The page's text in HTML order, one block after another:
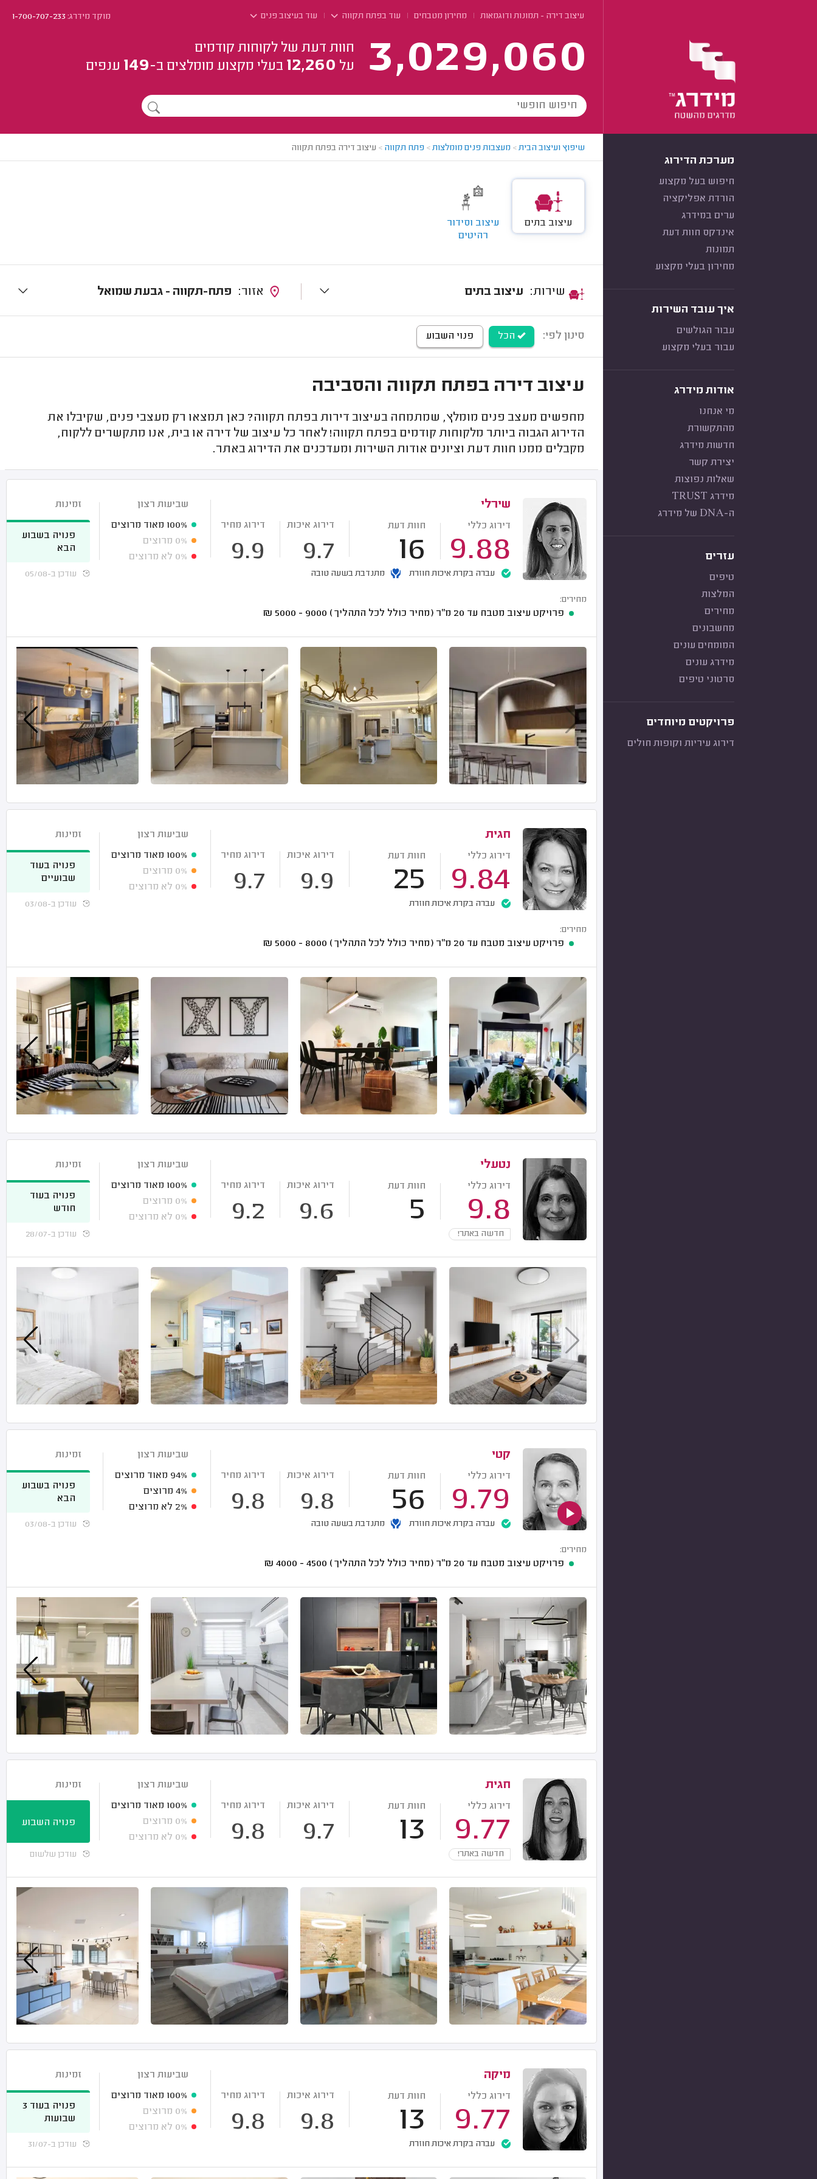
עיצוב דירה - תמונות ודוגמאות מחירון מטבחים עוד בפתח תקווה עוד בעיצוב פנים מוקד מידרג:1-700-707-233
3,029,060
חוות דעת של לקוחות קודמים
על 12,260 בעלי מקצוע מומלצים ב-149 ענפים
מערכת הדירוג
חיפוש בעל מקצוע
הורדת אפליקציה
ערים במידרג
אינדקס חוות דעת
תמונות
מחירון בעלי מקצוע
איך עובד השירות
עבור הגולשים
עבור בעלי מקצוע
אודות מידרג
מי אנחנו
מהתקשורת
חדשות מידרג
יצירת קשר
שאלות נפוצות
מידרג TRUST
ה-DNA של מידרג
עזרים
טיפים
המלצות
מחירים
מחשבונים
המומחים עונים
מידרג עונים
סרטוני טיפים
פרויקטים מיוחדים
דירוג עיריות וקופות חולים
שיפוץ ועיצוב הבית> מעצבות פנים מומלצות> פתח תקווה > עיצוב דירה בפתח תקווה
עיצוב בתים
עיצוב וסידור
רהיטים
עיצוב בתים פתח-תקווה - גבעת שמואל
סינון לפי: הכל פנוי השבוע
עיצוב דירה בפתח תקווה והסביבה
מחפשים מעצב פנים מומלץ, שמתמחה בעיצוב דירות בפתח תקווה? כאן תמצאו רק מעצבי פנים, שקיבלו את
הדירוג הגבוה ביותר מלקוחות קודמים בפתח תקווה! לאחר כל עיצוב של דירה או בית, אנו מתקשרים ללקוח,
מקבלים ממנו חוות דעת וציונים אודות השירות ומעדכנים את הדירוג באתר.
שירלי
דירוג כללי
9.88
חוות דעת
16
דירוג איכות
9.7
דירוג מחיר
9.9
עברה בקרת איכות חוזרת מתנדבת בשעה טובה
שביעות רצון
100% מאוד מרוצים
0% מרוצים
0% לא מרוצים
זמינות
פנויה בשבוע
הבא
עודכן ב-05/08
מחירים:
פרויקט עיצוב מטבח עד 20 מ"ר (מחיר כולל לכל התהליך) 9000 - 5000
₪
חגית
דירוג כללי
9.84
חוות דעת
25
דירוג איכות
9.9
דירוג מחיר
9.7
עברה בקרת איכות חוזרת
שביעות רצון
100% מאוד מרוצים
0% מרוצים
0% לא מרוצים
זמינות
פנויה בעוד
שבועיים
עודכן ב-03/08
מחירים:
פרויקט עיצוב מטבח עד 20 מ"ר (מחיר כולל לכל התהליך) 8000 - 5000
₪
נטעלי
דירוג כללי
9.8
חוות דעת
5
דירוג איכות
9.6
דירוג מחיר
9.2
חדשה באתר!
שביעות רצון
100% מאוד מרוצים
0% מרוצים
0% לא מרוצים
זמינות
פנויה בעוד
חודש
עודכן ב-28/07
קטי
דירוג כללי
9.79
חוות דעת
56
דירוג איכות
9.8
דירוג מחיר
9.8
עברה בקרת איכות חוזרת מתנדבת בשעה טובה
שביעות רצון
94% מאוד מרוצים
4% מרוצים
2% לא מרוצים
זמינות
פנויה בשבוע
הבא
עודכן ב-03/08
מחירים:
פרויקט עיצוב מטבח עד 20 מ"ר (מחיר כולל לכל התהליך) 4500 - 4000
₪
חגית
דירוג כללי
9.77
חוות דעת
13
דירוג איכות
9.7
דירוג מחיר
9.8
חדשה באתר!
שביעות רצון
100% מאוד מרוצים
0% מרוצים
0% לא מרוצים
זמינות
פנויה השבוע
עודכן שלשום
מיקה
דירוג כללי
9.77
חוות דעת
13
דירוג איכות
9.8
דירוג מחיר
9.8
עברה בקרת איכות חוזרת
שביעות רצון
100% מאוד מרוצים
0% מרוצים
0% לא מרוצים
זמינות
פנויה בעוד 3
שבועות
עודכן ב-31/07